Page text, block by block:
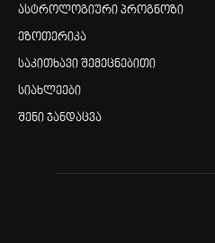
ასტროლოგიური პროგნოზი
ეზოთერიკა
საკითხავი შემეცნებითი
სიახლეები
შენი ჯანდაცვა